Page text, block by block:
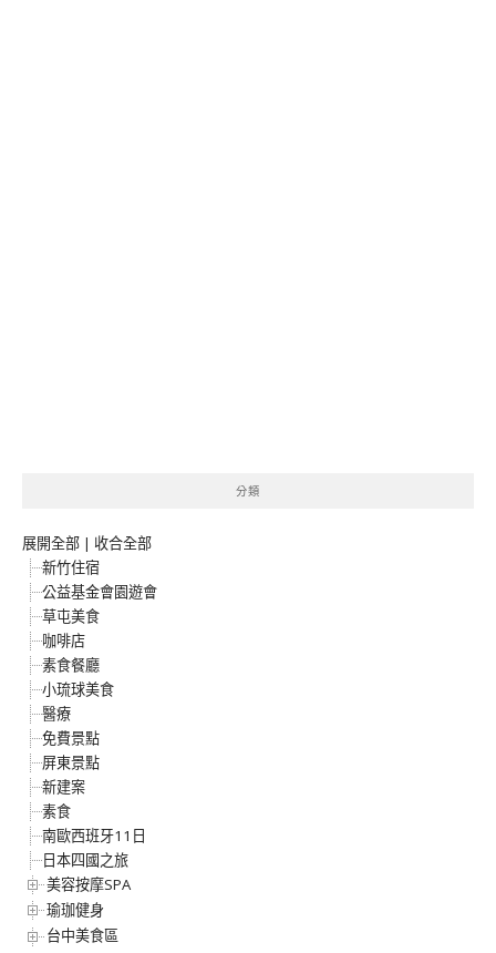
分類
展開全部 | 收合全部
新竹住宿
公益基金會園遊會
草屯美食
咖啡店
素食餐廳
小琉球美食
醫療
免費景點
屏東景點
新建案
素食
南歐西班牙11日
日本四國之旅
美容按摩SPA
瑜珈健身
台中美食區